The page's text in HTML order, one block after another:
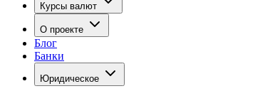
Курсы валют
О проекте
Блог
Банки
Юридическое